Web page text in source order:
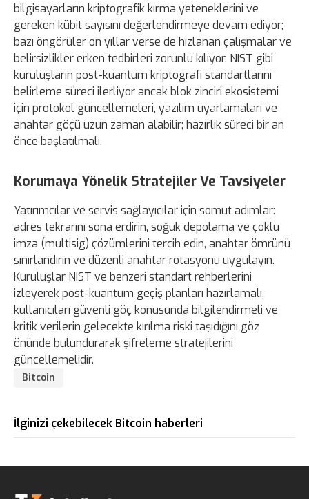
bilgisayarların kriptografik kırma yeteneklerini ve
gereken kübit sayısını değerlendirmeye devam ediyor;
bazı öngörüler on yıllar verse de hızlanan çalışmalar ve
belirsizlikler erken tedbirleri zorunlu kılıyor. NIST gibi
kuruluşların post-kuantum kriptografi standartlarını
belirleme süreci ilerliyor ancak blok zinciri ekosistemi
için protokol güncellemeleri, yazılım uyarlamaları ve
anahtar göçü uzun zaman alabilir; hazırlık süreci bir an
önce başlatılmalı.
Korumaya Yönelik Stratejiler Ve Tavsiyeler
Yatırımcılar ve servis sağlayıcılar için somut adımlar:
adres tekrarını sona erdirin, soğuk depolama ve çoklu
imza (multisig) çözümlerini tercih edin, anahtar ömrünü
sınırlandırın ve düzenli anahtar rotasyonu uygulayın.
Kuruluşlar NIST ve benzeri standart rehberlerini
izleyerek post-kuantum geçiş planları hazırlamalı,
kullanıcıları güvenli göç konusunda bilgilendirmeli ve
kritik verilerin gelecekte kırılma riski taşıdığını göz
önünde bulundurarak şifreleme stratejilerini
güncellemelidir.
Bitcoin
İlginizi çekebilecek Bitcoin haberleri